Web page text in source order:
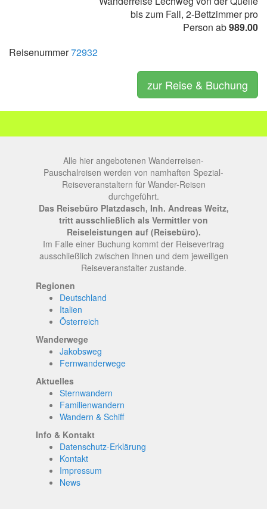
bis zum Fall, 2-Bettzimmer pro
Person ab989.00
Reisenummer72932
zur Reise & Buchung
Alle hier angebotenen Wanderreisen-
Pauschalreisen werden von namhaften Spezial-
Reiseveranstaltern für Wander-Reisen
durchgeführt.
Das Reisebüro Platzdasch, Inh. Andreas Weitz,
tritt ausschließlich als Vermittler von
Reiseleistungen auf (Reisebüro).
Im Falle einer Buchung kommt der Reisevertrag
ausschließlich zwischen Ihnen und dem jeweiligen
Reiseveranstalter zustande.
Regionen
Deutschland
Italien
Österreich
Wanderwege
Jakobsweg
Fernwanderwege
Aktuelles
Sternwandern
Familienwandern
Wandern & Schiff
Info & Kontakt
Datenschutz-Erklärung
Kontakt
Impressum
News